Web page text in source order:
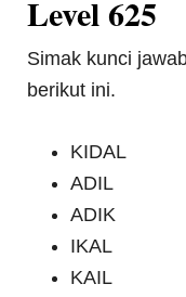
Level 625
Simak kunci
berikut ini.
KIDAL
ADIL
ADIK
IKAL
KAIL